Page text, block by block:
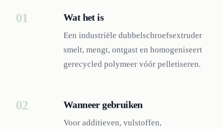
01 Wat het is
Een industriële dubbelschroefsextruder
smelt, mengt, ontgast en homogeniseert
gerecycled polymeer vóór pelletiseren.
02 Wanneer gebruiken
Voor additieven, vulstoffen,